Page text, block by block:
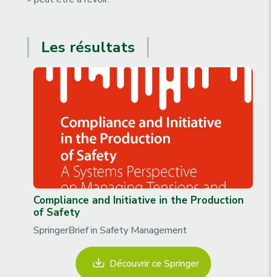
Les résultats
Compliance and Initiative in the Production
of Safety
SpringerBrief in Safety Management
Découvrir ce Springer